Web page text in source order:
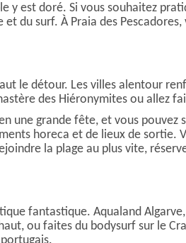
y est doré. Si vous souhaitez
du surf. À Praia des Pescadores,
le détour. Les villes alentour
des Hiéronymites ou allez
une grande fête, et vous pouvez
horeca et de lieux de sortie.
la plage au plus vite,
fantastique. Aqualand
ou faites du bodysurf sur le